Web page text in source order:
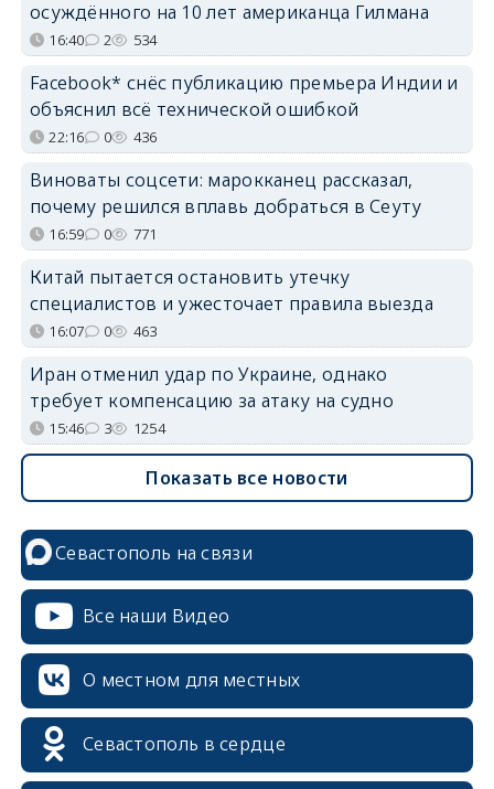
осуждённого на 10 лет американца Гилмана
16:40 2 534
Facebook* снёс публикацию премьера Индии и
объяснил всё технической ошибкой
22:16 0 436
Виноваты соцсети: марокканец рассказал,
почему решился вплавь добраться в Сеуту
16:59 0 771
Китай пытается остановить утечку
специалистов и ужесточает правила выезда
16:07 0 463
Иран отменил удар по Украине, однако
требует компенсацию за атаку на судно
15:46 3 1254
Показать все новости
Севастополь на связи
Все наши Видео
О местном для местных
Севастополь в сердце